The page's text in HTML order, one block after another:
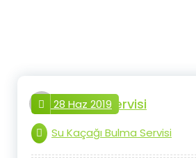
tesisat.servisi
28 Haz 2019
Su Kaçağı Bulma Servisi